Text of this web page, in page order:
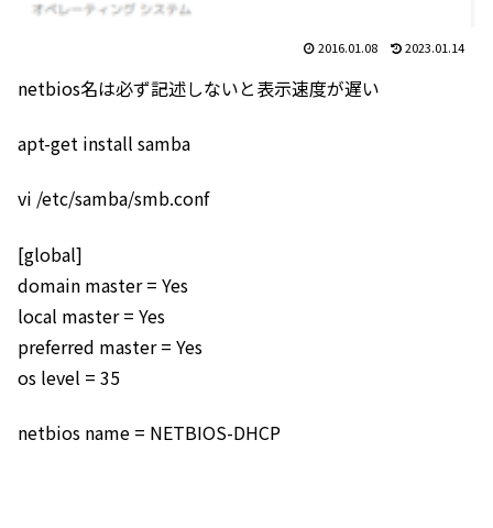
2016.01.08 2023.01.14
netbios名は必ず記述しないと表示速度が遅い
apt-get install samba
vi /etc/samba/smb.conf
[global]
domain master = Yes
local master = Yes
preferred master = Yes
os level = 35
netbios name = NETBIOS-DHCP